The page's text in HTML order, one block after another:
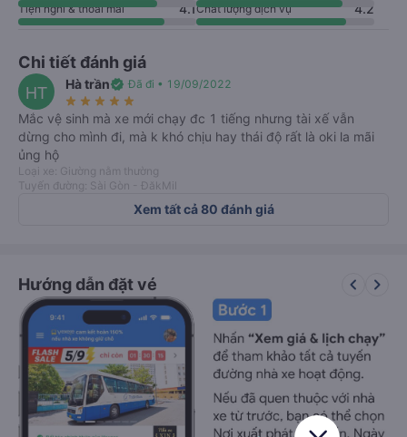
Tiện nghi & thoải mái 4.1Chất lượng dịch vụ 4.2
Chi tiết đánh giá
HT Hà trầnverified Đã đi • 19/09/2022
star_rate star_rate star_rate star_rate star_rate
Mắc vệ sinh mà xe mới chạy đc 1 tiếng nhưng tài xế vẫn
dừng cho mình đi, mà k khó chịu hay thái độ rất là oki la mãi
ủng hộ
Loại xe: Giường nằm thường
Tuyến đường: Sài Gòn - ĐăkMil
Xem tất cả 80 đánh giá
Hướng dẫn đặt vé keyboard_arrow_left keyboard_arrow_right